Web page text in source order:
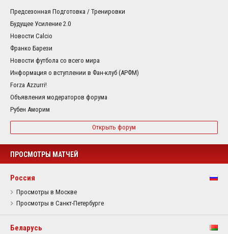
Предсезонная Подготовка / Тренировки
Будущее Усиление 2.0
Новости Calcio
Франко Барези
Новости футбола со всего мира
Информация о вступлении в Фан-клуб (АРФМ)
Forza Azzurri!
Объявления модераторов форума
Рубен Аморим
Открыть форум
ПРОСМОТРЫ МАТЧЕЙ
Россия
Просмотры в Москве
Просмотры в Санкт-Петербурге
Беларусь